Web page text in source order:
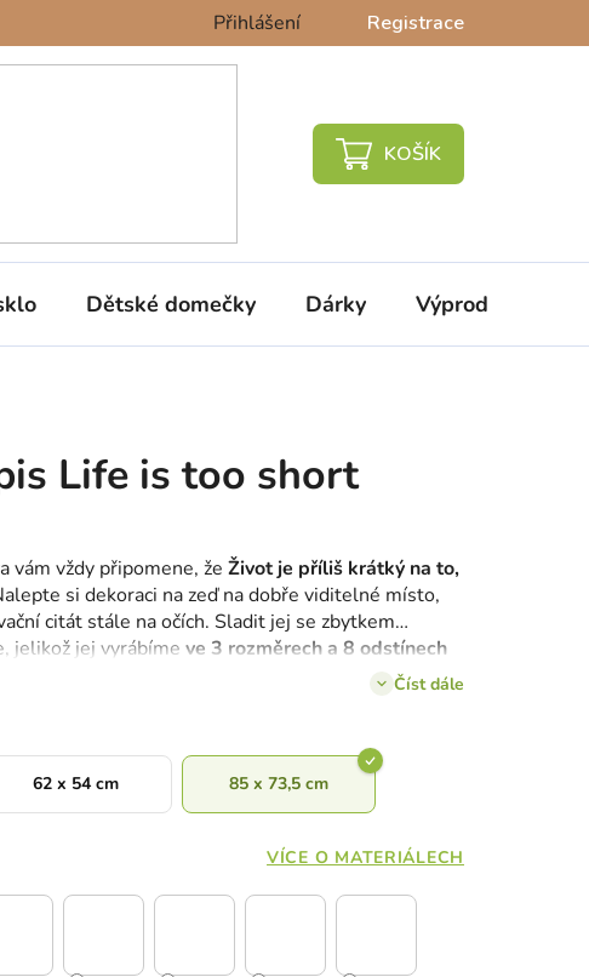
Přihlášení Registrace
NÁKUPNÍ
Dětské domečky Dárky Výprodej %
Life is too short
vám vždy připomene, že Život je příliš krátký na to,
si dekoraci na zeď na dobře viditelné místo,
citát stále na očích. Sladit jej se zbytkem
jelikož jej vyrábíme ve 3 rozměrech a 8 odstínech
Číst dále
62 x 54 cm 85 x 73,5 cm
VÍCE O MATERIÁLECH